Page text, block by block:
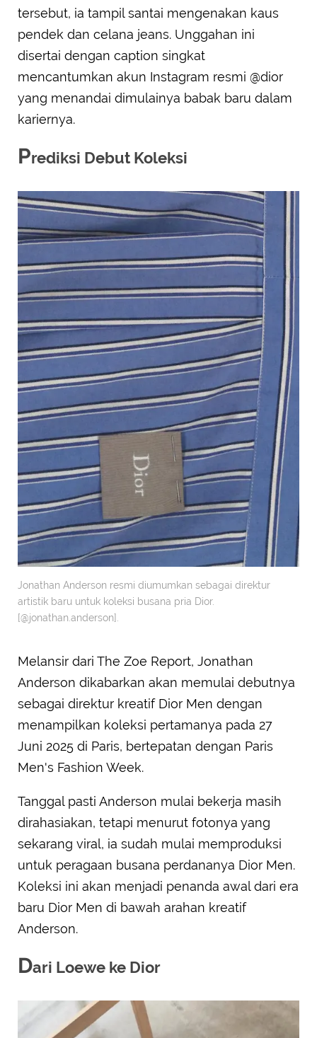
tersebut, ia tampil santai mengenakan kaus
pendek dan celana jeans. Unggahan ini
disertai dengan caption singkat
mencantumkan akun Instagram resmi @dior
yang menandai dimulainya babak baru dalam
kariernya.
Prediksi Debut Koleksi
Jonathan Anderson resmi diumumkan sebagai direktur
artistik baru untuk koleksi busana pria Dior.
[@jonathan.anderson].
Melansir dari The Zoe Report, Jonathan
Anderson dikabarkan akan memulai debutnya
sebagai direktur kreatif Dior Men dengan
menampilkan koleksi pertamanya pada 27
Juni 2025 di Paris, bertepatan dengan Paris
Men's Fashion Week.
Tanggal pasti Anderson mulai bekerja masih
dirahasiakan, tetapi menurut fotonya yang
sekarang viral, ia sudah mulai memproduksi
untuk peragaan busana perdananya Dior Men.
Koleksi ini akan menjadi penanda awal dari era
baru Dior Men di bawah arahan kreatif
Anderson.​
Dari Loewe ke Dior